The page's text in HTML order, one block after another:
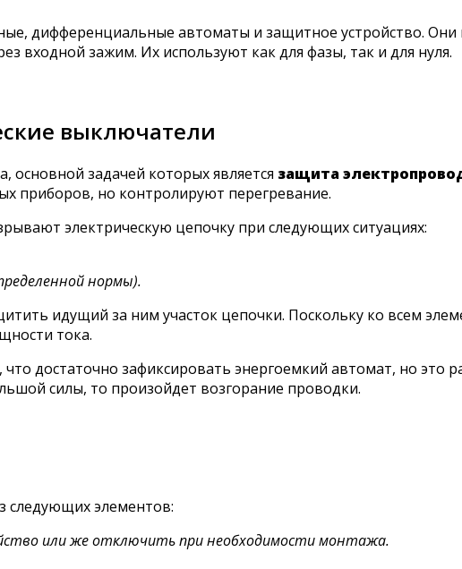
дифференциальные автоматы и защитное устройство.
входной зажим. Их используют как для фазы, так и для нуля.
выключатели
основной задачей которых является защита
приборов, но контролируют перегревание.
электрическую цепочку при следующих ситуациях:
нормы).
идущий за ним участок цепочки. Поскольку ко всем
тока.
достаточно зафиксировать энергоемкий автомат, но это
силы, то произойдет возгорание проводки.
следующих элементов:
или же отключить при необходимости монтажа.